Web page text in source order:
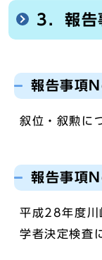
3．報告
報告事項
叙位・叙勲に
報告事項
平成28年度川
学者決定検査